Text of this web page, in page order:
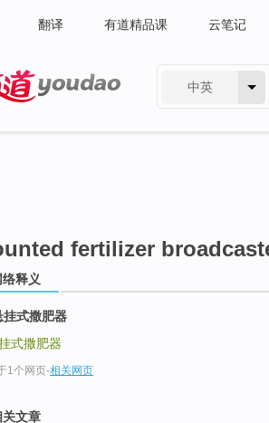
翻译 有道精品课 云笔记
中英
fertilizer
络释义
挂式撒肥器
式撒肥器
1个网页-相关网页
关文章